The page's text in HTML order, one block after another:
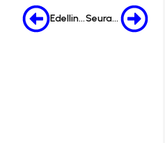
Edellinen Seuraava